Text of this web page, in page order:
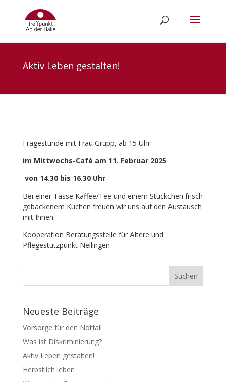
Aktiv Leben gestalten!
Fragestunde mit Frau Grupp, ab 15 Uhr
im Mittwochs-Café am 11. Februar 2025
von 14.30 bis 16.30 Uhr
Bei einer Tasse Kaffee/Tee und einem Stückchen frisch
gebackenem Kuchen freuen wir uns auf den Austausch
mit Ihnen
Kooperation Beratungsstelle für Ältere und
Pflegestützpunkt Nellingen
Neueste Beiträge
Vorsorge für den Notfall
Was ist Diskriminierung?
Aktiv Leben gestalten!
Herbstlich leben